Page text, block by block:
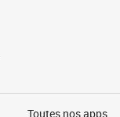
Toutes nos apps